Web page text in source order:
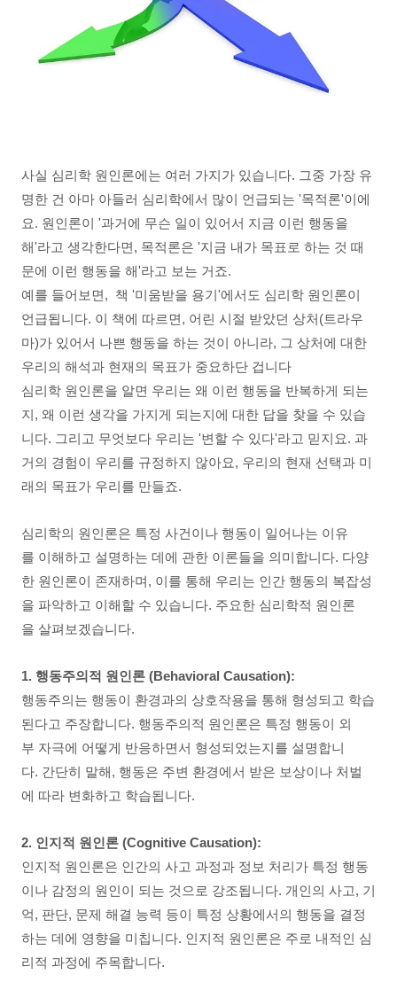
사실 심리학 원인론에는 여러 가지가 있습니다. 그중 가장 유
명한 건 아마 아들러 심리학에서 많이 언급되는 '목적론'이에
요. 원인론이 '과거에 무슨 일이 있어서 지금 이런 행동을
해'라고 생각한다면, 목적론은 '지금 내가 목표로 하는 것 때
문에 이런 행동을 해'라고 보는 거죠.
예를 들어보면, 책 '미움받을 용기'에서도 심리학 원인론이
언급됩니다. 이 책에 따르면, 어린 시절 받았던 상처(트라우
마)가 있어서 나쁜 행동을 하는 것이 아니라, 그 상처에 대한
우리의 해석과 현재의 목표가 중요하단 겁니다
심리학 원인론을 알면 우리는 왜 이런 행동을 반복하게 되는
지, 왜 이런 생각을 가지게 되는지에 대한 답을 찾을 수 있습
니다. 그리고 무엇보다 우리는 '변할 수 있다'라고 믿지요. 과
거의 경험이 우리를 규정하지 않아요, 우리의 현재 선택과 미
래의 목표가 우리를 만들죠.
심리학의 원인론은 특정 사건이나 행동이 일어나는 이유
를 이해하고 설명하는 데에 관한 이론들을 의미합니다. 다양
한 원인론이 존재하며, 이를 통해 우리는 인간 행동의 복잡성
을 파악하고 이해할 수 있습니다. 주요한 심리학적 원인론
을 살펴보겠습니다.
1. 행동주의적 원인론 (Behavioral Causation):
행동주의는 행동이 환경과의 상호작용을 통해 형성되고 학습
된다고 주장합니다. 행동주의적 원인론은 특정 행동이 외
부 자극에 어떻게 반응하면서 형성되었는지를 설명합니
다. 간단히 말해, 행동은 주변 환경에서 받은 보상이나 처벌
에 따라 변화하고 학습됩니다.
2. 인지적 원인론 (Cognitive Causation):
인지적 원인론은 인간의 사고 과정과 정보 처리가 특정 행동
이나 감정의 원인이 되는 것으로 강조됩니다. 개인의 사고, 기
억, 판단, 문제 해결 능력 등이 특정 상황에서의 행동을 결정
하는 데에 영향을 미칩니다. 인지적 원인론은 주로 내적인 심
리적 과정에 주목합니다.